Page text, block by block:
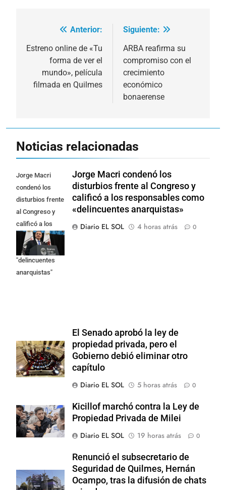
Navegación
de
entradas
Anterior:
Estreno online de «Tu
forma de ver el
mundo», película
filmada en Quilmes
Siguiente:
ARBA reafirma su
compromiso con el
crecimiento
económico
bonaerense
Noticias relacionadas
Jorge Macri
condenó los
disturbios frente
al Congreso y
calificó a los
responsables
como
"delincuentes
anarquistas"
Jorge Macri condenó los
disturbios frente al Congreso y
calificó a los responsables como
«delincuentes anarquistas»
Diario EL SOL
4 horas atrás 0
El Senado aprobó la ley de
propiedad privada, pero el
Gobierno debió eliminar otro
capítulo
Diario EL SOL
5 horas atrás 0
Kicillof marchó contra la Ley de
Propiedad Privada de Milei
Diario EL SOL
19 horas atrás 0
Renunció el subsecretario de
Seguridad de Quilmes, Hernán
Ocampo, tras la difusión de chats